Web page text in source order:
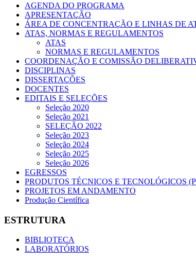
AGENDA DO PROGRAMA
APRESENTAÇÃO
ÁREA DE CONCENTRAÇÃO E LINHAS DE
ATAS, NORMAS E REGULAMENTOS
ATAS
NORMAS E REGULAMENTOS
COORDENAÇÃO E COMISSÃO
DISCIPLINAS
DISSERTAÇÕES
DOCENTES
EDITAIS E SELEÇÕES
Seleção 2020
Seleção 2021
SELEÇÃO 2022
Seleção 2023
Seleção 2024
Seleção 2025
Seleção 2026
EGRESSOS
PRODUTOS TÉCNICOS E TECNOLÓGICOS
PROJETOS EM ANDAMENTO
Produção Científica
ESTRUTURA
BIBLIOTECA
LABORATÓRIOS